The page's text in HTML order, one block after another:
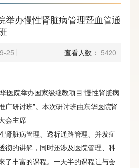
举办慢性肾脏病管理暨血管通
25 查看人数： 5420
医院举办国家级继教项目“慢性肾脏病
广研讨班”。本次研讨班由东华医院肾
会主席
肾脏病管理、透析通路管理、并发症
彻的讲解，同时还涉及医院管理、科
了丰富的课程。一天半的课程让与会